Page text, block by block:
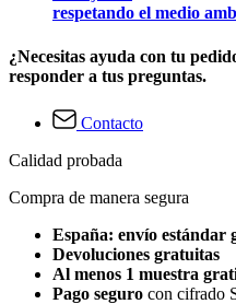
respetando el medio
¿Necesitas ayuda con tu
responder a tus preguntas.
Contacto
Calidad probada
Compra de manera segura
España: envío estándar
Devoluciones gratuitas
Al menos 1 muestra
Pago seguro con cifrado